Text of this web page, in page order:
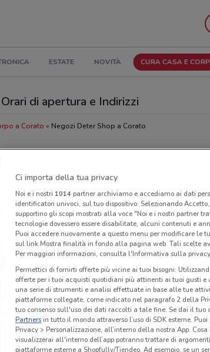
ESTATE NOVITÀ CURA CASA E
di apertura e Indirizzi
a Corato Negozi Deter Shop a Corato
Shop
Ci importa della tua privacy
Noi e i nostri 1014partner archiviamo e accediamo ai dati
identificatori univoci, sul tuo dispositivo. Selezionando
supportino gli scopi mostrati alla voce "Noi e i nostri partner
tecnologie dovessero essere disabilitate, alcuni contenuti e
Puoi accedere nuovamente a questo menu per modificare le
sul link Mostra finalità in fondo alla pagina web. Tali scelte
Per maggiori informazioni, consulta l'Informativa sulla
Permettici di fornirti offerte più vicine ai tuoi bisogni:
offerte per i tuoi acquisti quotidiani più attinenti ai tuoi gusti e
una serie di strumenti e analisi effettuate in base alle tue
piattaforme collegate, come indicato nel paragrafo 2 della
tuo consenso sull'uso dei dati raccolti a tale fine. Se dai il tuo
Partnersin tutto il mondo attraverso l’uso di SDK esterne.
Privacy > Personalizzazione, all’interno della nostra App.
visualizzerai all'interno dell’app potranno trattare di
piattaforme esterne a Shopfully/Tiendeo. Ad esempio, se un